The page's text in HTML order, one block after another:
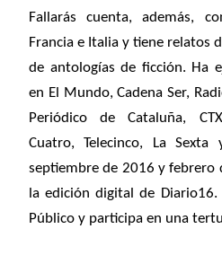
Fallarás cuenta, además,
Francia e Italia y tiene relatos
de antologías de ficción. Ha
en El Mundo, Cadena Ser,
Periódico de Cataluña,
Cuatro, Telecinco, La
septiembre de 2016 y febrero
la edición digital de
Público y participa en una